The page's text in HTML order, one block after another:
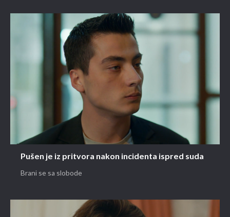
Pušen je iz pritvora nakon incidenta ispred suda
Brani se sa slobode